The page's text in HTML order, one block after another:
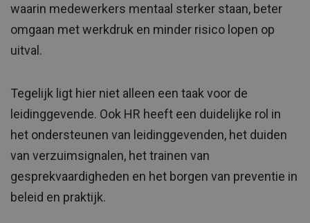
waarin medewerkers mentaal sterker staan, beter
omgaan met werkdruk en minder risico lopen op
uitval.
Tegelijk ligt hier niet alleen een taak voor de
leidinggevende. Ook HR heeft een duidelijke rol in
het ondersteunen van leidinggevenden, het duiden
van verzuimsignalen, het trainen van
gesprekvaardigheden en het borgen van preventie in
beleid en praktijk.